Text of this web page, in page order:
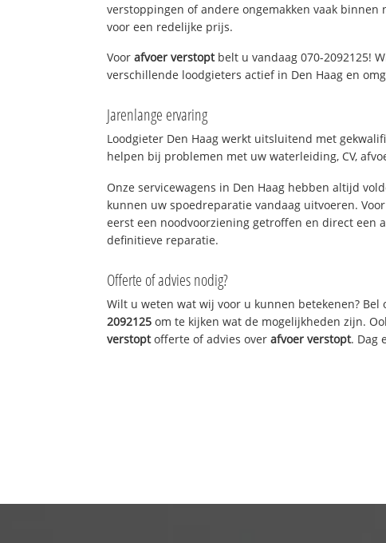
verstoppingen of andere ongemakken vaak binnen
voor een redelijke prijs.
Voorafvoer verstoptbelt u vandaag 070-2092125!
verschillende loodgieters actief in Den Haag en
Jarenlange ervaring
Loodgieter Den Haag werkt uitsluitend met
helpen bij problemen met uw waterleiding, CV,
Onze servicewagens in Den Haag hebben altijd
kunnen uw spoedreparatie vandaag uitvoeren.
eerst een noodvoorziening getroffen en direct een
definitieve reparatie.
Offerte of advies nodig?
Wilt u weten wat wij voor u kunnen betekenen?
2092125 om te kijken wat de mogelijkheden zijn.
verstoptofferte of advies overafvoer verstopt. Dag